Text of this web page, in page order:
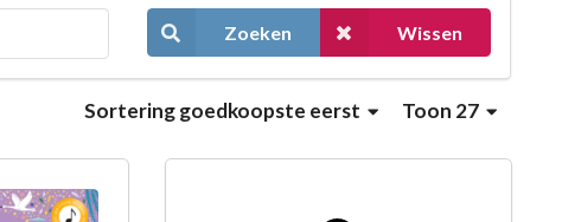
Zoeken Wissen
Toon 27
Sorteringgoedkoopste eerst